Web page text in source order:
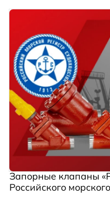
Запорные клапаны
Российского